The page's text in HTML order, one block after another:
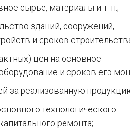
сырье, материалы и т. п.;
зданий, сооружений,
и сроков
цен на основное
и сроков его
за реализованную
технологического
ремонта;